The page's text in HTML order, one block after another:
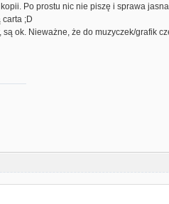
Po prostu nic nie piszę i sprawa
;D
są ok. Nieważne, że do muzyczek/grafik